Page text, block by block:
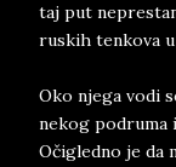
taj put
ruskih tenkova
Oko njega vodi
nekog podruma
Očigledno je da